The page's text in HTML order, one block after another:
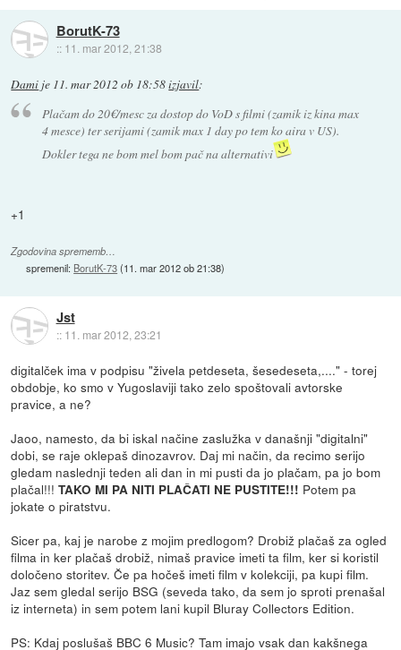
BorutK-73
:: 11. mar 2012, 21:38
Dami je 11. mar 2012 ob 18:58izjavil:
Plačam do 20€/mesc za dostop do VoD s filmi (zamik iz kina max
4 mesce) ter serijami (zamik max 1 day po tem ko aira v US).
Dokler tega ne bom mel bom pač na alternativi
+1
Zgodovina sprememb…
spremenil: BorutK-73(11. mar 2012 ob 21:38)
Jst
:: 11. mar 2012, 23:21
digitalček ima v podpisu "živela petdeseta, šesedeseta,...." - torej
obdobje, ko smo v Yugoslaviji tako zelo spoštovali avtorske
pravice, a ne?
Jaoo, namesto, da bi iskal načine zaslužka v današnji "digitalni"
dobi, se raje oklepaš dinozavrov. Daj mi način, da recimo serijo
gledam naslednji teden ali dan in mi pusti da jo plačam, pa jo bom
plačal!!!TAKO MI PA NITI PLAČATI NE PUSTITE!!! Potem pa
jokate o piratstvu.
Sicer pa, kaj je narobe z mojim predlogom? Drobiž plačaš za ogled
filma in ker plačaš drobiž, nimaš pravice imeti ta film, ker si koristil
določeno storitev. Če pa hočeš imeti film v kolekciji, pa kupi film.
Jaz sem gledal serijo BSG (seveda tako, da sem jo sproti prenašal
iz interneta) in sem potem lani kupil Bluray Collectors Edition.
PS: Kdaj poslušaš BBC 6 Music? Tam imajo vsak dan kakšnega